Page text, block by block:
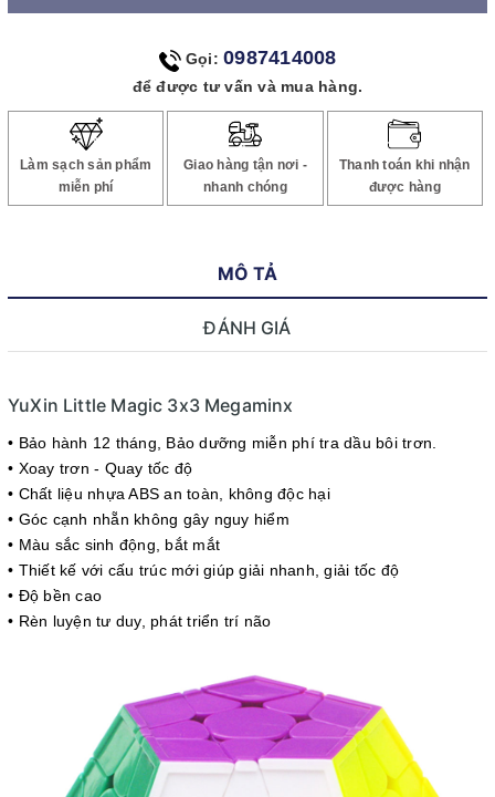
Gọi: 0987414008
để được tư vấn và mua hàng.
Làm sạch sản phẩm
miễn phí
Giao hàng tận nơi -
nhanh chóng
Thanh toán khi nhận
được hàng
MÔ TẢ
ĐÁNH GIÁ
YuXin Little Magic 3x3 Megaminx
• Bảo hành 12 tháng, Bảo dưỡng miễn phí tra dầu bôi trơn.
• Xoay trơn - Quay tốc độ
• Chất liệu nhựa ABS an toàn, không độc hại
• Góc cạnh nhẵn không gây nguy hiểm
• Màu sắc sinh động, bắt mắt
• Thiết kế với cấu trúc mới giúp giải nhanh, giải tốc độ
• Độ bền cao
• Rèn luyện tư duy, phát triển trí não